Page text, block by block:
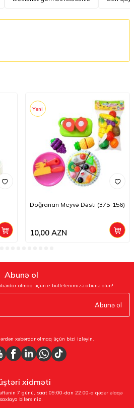
Yeni
Doğranan Meyvə Dəsti (375-156)
10,00AZN
Abunə ol
olmaq üçün e-bülletenimizə abunə olun!
Abunə ol
xəbərdar olmaq üçün bizi izləyin.
xidməti
7 günü, saat 09:00-dan 22:00-a qədər əlaqə
saxlaya bilərsiniz.